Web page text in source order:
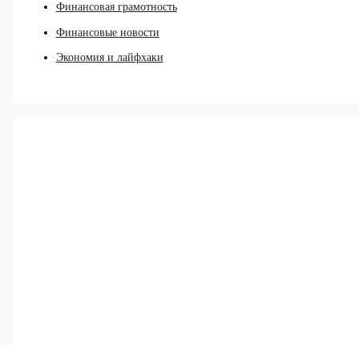
Финансовая грамотность
Финансовые новости
Экономия и лайфхаки